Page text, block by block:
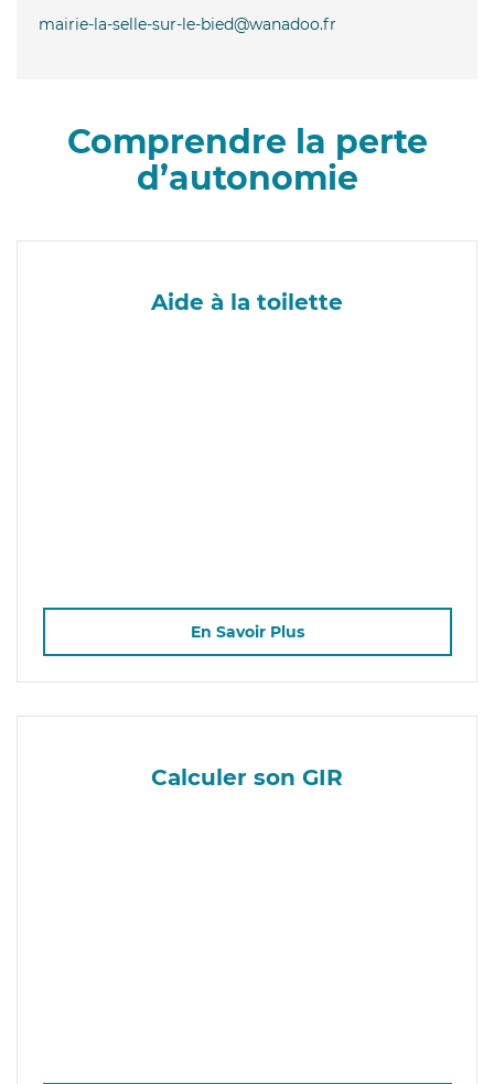
mairie-la-selle-sur-le-bied@wanadoo.fr
Comprendre la perte
d’autonomie
Aide à la toilette
En Savoir Plus
Calculer son GIR